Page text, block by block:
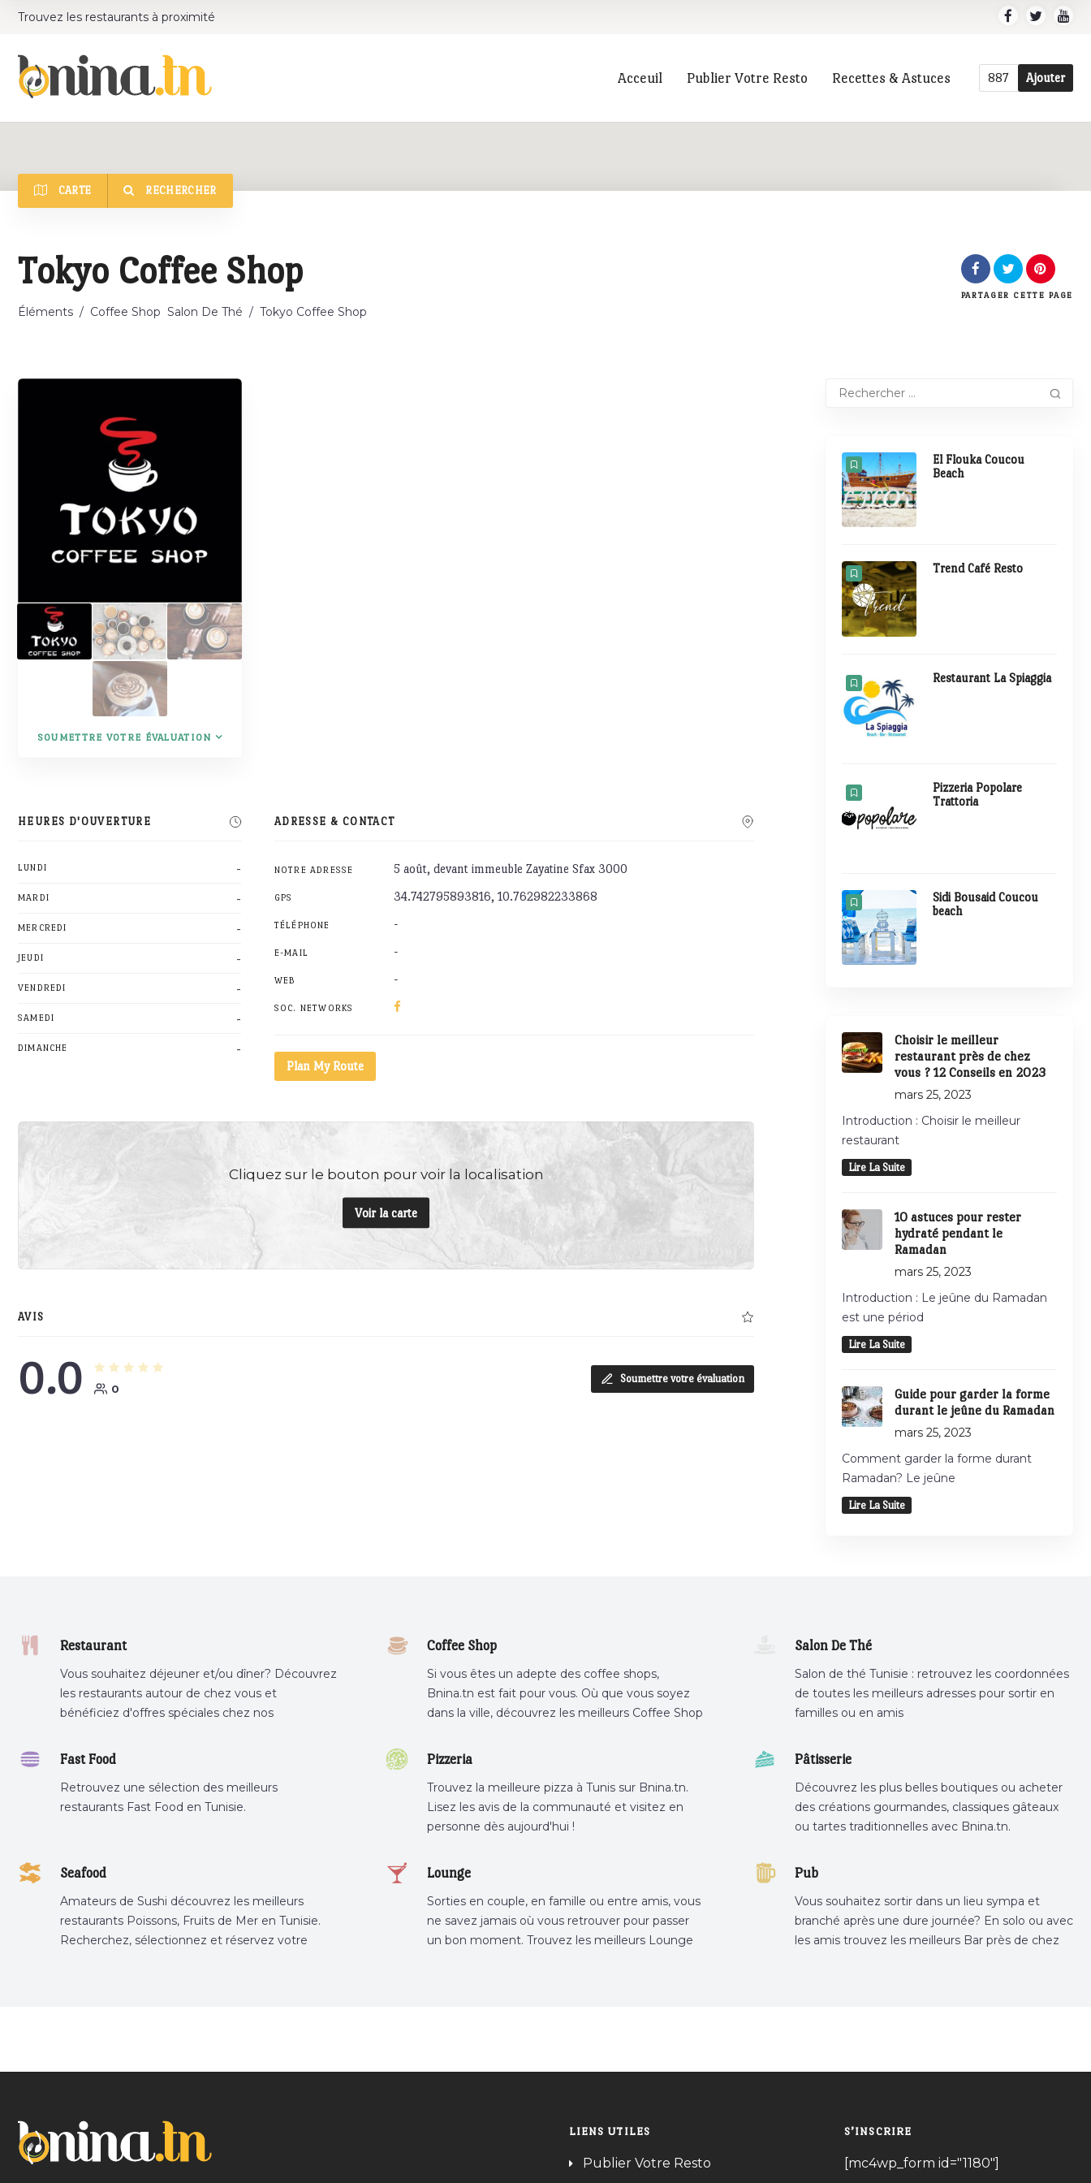
Trouvez les restaurants à proximité
Acceuil Publier Votre Resto Recettes & Astuces 887 Ajouter
CARTE RECHERCHER
Catégorie
Tokyo Coffee Shop
Éléments / Coffee Shop Salon De Thé / Tokyo Coffee Shop
PARTAGER CETTE PAGE
SOUMETTRE VOTRE ÉVALUATION
HEURES D'OUVERTURE
LUNDI -
MARDI -
MERCREDI -
JEUDI -
VENDREDI -
SAMEDI -
DIMANCHE -
ADRESSE & CONTACT
NOTRE ADRESSE 5 août, devant immeuble Zayatine Sfax 3000
GPS 34.742795893816, 10.762982233868
TÉLÉPHONE -
E-MAIL -
WEB -
SOC. NETWORKS
Plan My Route
Cliquez sur le bouton pour voir la localisation
Voir la carte
AVIS
0.0 0
Soumettre votre évaluation
El Flouka Coucou
Beach
Trend Café Resto
Restaurant La Spiaggia
Pizzeria Popolare
Trattoria
Sidi Bousaid Coucou
beach
Choisir le meilleur
restaurant près de chez
vous ? 12 Conseils en 2023
mars 25, 2023
Introduction : Choisir le meilleur
restaurant
Lire La Suite
10 astuces pour rester
hydraté pendant le
Ramadan
mars 25, 2023
Introduction : Le jeûne du Ramadan
est une périod
Lire La Suite
Guide pour garder la forme
durant le jeûne du Ramadan
mars 25, 2023
Comment garder la forme durant
Ramadan? Le jeûne
Lire La Suite
Restaurant
Vous souhaitez déjeuner et/ou dîner? Découvrez
les restaurants autour de chez vous et
bénéficiez d'offres spéciales chez nos
Coffee Shop
Si vous êtes un adepte des coffee shops,
Bnina.tn est fait pour vous. Où que vous soyez
dans la ville, découvrez les meilleurs Coffee Shop
Salon De Thé
Salon de thé Tunisie : retrouvez les coordonnées
de toutes les meilleurs adresses pour sortir en
familles ou en amis
Fast Food
Retrouvez une sélection des meilleurs
restaurants Fast Food en Tunisie.
Pizzeria
Trouvez la meilleure pizza à Tunis sur Bnina.tn.
Lisez les avis de la communauté et visitez en
personne dès aujourd'hui !
Pâtisserie
Découvrez les plus belles boutiques ou acheter
des créations gourmandes, classiques gâteaux
ou tartes traditionnelles avec Bnina.tn.
tunis, patisserie tunis, pâtisserie sousse .
Seafood
Amateurs de Sushi découvrez les meilleurs
restaurants Poissons, Fruits de Mer en Tunisie.
Recherchez, sélectionnez et réservez votre
Lounge
Sorties en couple, en famille ou entre amis, vous
ne savez jamais où vous retrouver pour passer
un bon moment. Trouvez les meilleurs Lounge
Pub
Vous souhaitez sortir dans un lieu sympa et
branché après une dure journée? En solo ou avec
les amis trouvez les meilleurs Bar près de chez
LIENS UTILES
Publier Votre Resto
S’INSCRIRE
[mc4wp_form id="1180"]